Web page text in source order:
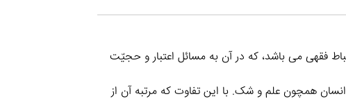
فقهی می باشد، که در آن به مسائل اعتبار و حجیّت
همچون علم و شک. با این تفاوت که مرتبه آن از